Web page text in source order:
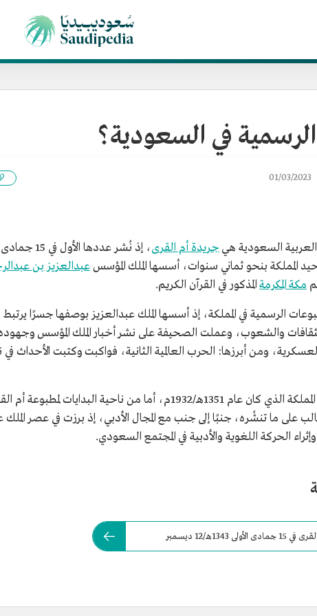
في السعودية؟
01/03/2023
العربية السعودية هي جريدة أم القرى
عبدالعزيز بن
مكة المكرمةالمذكور في القرآن الكريم.
الرسمية في المملكة، إذ أسسها الملك عبدالعزيز بوصفها جسرًا
والشعوب، وعملت الصحيفة على نشر أخبار الملك المؤسس
ومن أبرزها: الحرب العالمية الثانية، فواكبت وكتبت الأحداث
ولدت الصحيفة قبل توحيد المملكة الذي كان عام 1351هـ/1932م، أما من ناحية
على ما تنشُره، جنبًا إلى جنب مع المجال الأدبي، إذ برزت في عصر الملك
الحركة اللغوية والأدبية في المجتمع السعودي.
نُشر العدد الأول من جريدة أم القرى في 15 جمادى الأولى 1343هـ/12 ديسمبر